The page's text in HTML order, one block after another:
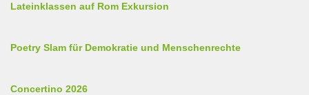
Lateinklassen auf Rom Exkursion
Poetry Slam für Demokratie und Menschenrechte
Concertino 2026